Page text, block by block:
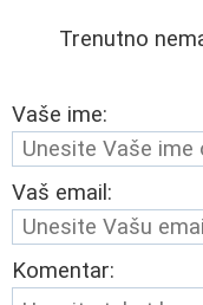
Trenutno
Vaše ime:
Vaš email:
Komentar: